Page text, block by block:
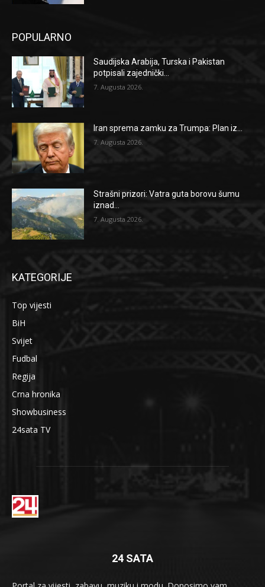
POPULARNO
Saudijska Arabija, Turska i Pakistan
potpisali zajednički...
7. Augusta 2026.
Iran sprema zamku za Trumpa: Plan iz...
7. Augusta 2026.
Strašni prizori: Vatra guta borovu šumu
iznad...
7. Augusta 2026.
KATEGORIJE
Top vijesti
BiH
Svijet
Fudbal
Regija
Crna hronika
Showbusiness
24sata TV
24 SATA